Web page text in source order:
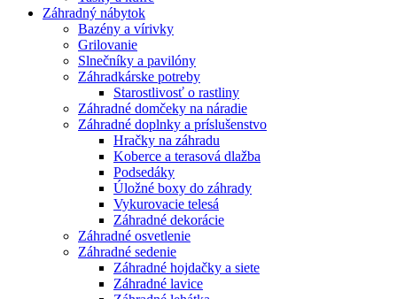
Záhradný nábytok
Bazény a vírivky
Grilovanie
Slnečníky a pavilóny
Záhradkárske potreby
Starostlivosť o rastliny
Záhradné domčeky na náradie
Záhradné doplnky a príslušenstvo
Hračky na záhradu
Koberce a terasová dlažba
Podsedáky
Úložné boxy do záhrady
Vykurovacie telesá
Záhradné dekorácie
Záhradné osvetlenie
Záhradné sedenie
Záhradné hojdačky a siete
Záhradné lavice